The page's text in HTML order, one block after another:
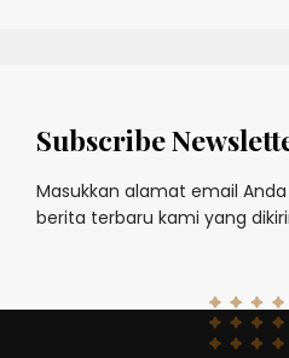
Subscribe
Masukkan alamat email
berita terbaru kami yang